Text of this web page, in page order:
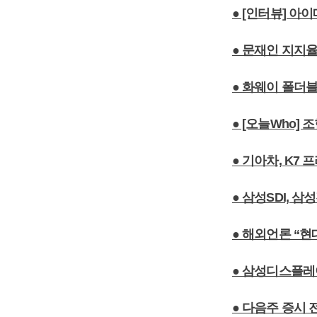
● [인터뷰] 아이
● 문재인 지지
● 화웨이 폴더
● [오늘Who]
● 기아차, K7
● 삼성SDI, 삼
● 해외언론 “현
● 삼성디스플
● 다음주 증시